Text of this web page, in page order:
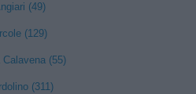
(49)
(129)
Calavena (55)
(311)